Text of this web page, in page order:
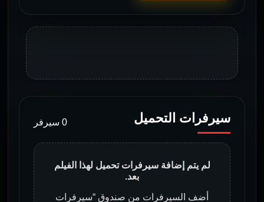
سيرفرات التحميل 0 سيرفر
لم يتم إضافة سيرفرات تحميل لهذا الفيلم
بعد.
أضف السيرفرات من صندوق “سيرفرات